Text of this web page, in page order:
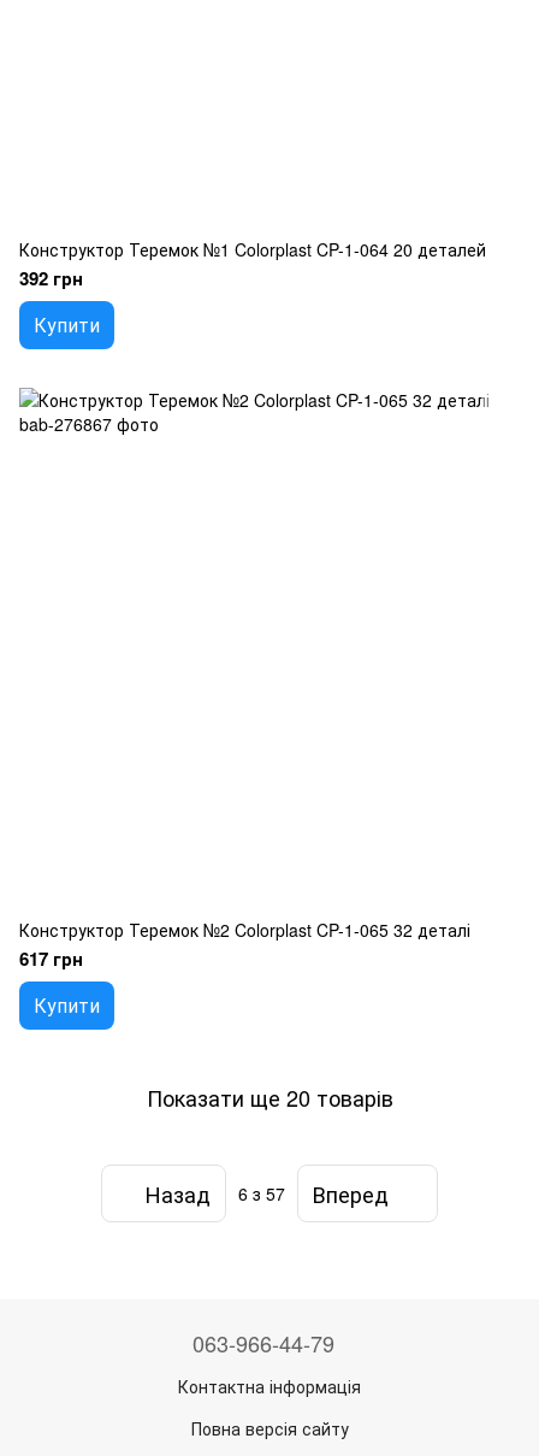
Конструктор Теремок №1 Colorplast CP-1-064 20 деталей
392 грн
Купити
Конструктор Теремок №2 Colorplast CP-1-065 32 деталі
617 грн
Купити
Показати ще 20 товарів
Назад 6 з 57 Вперед
063-966-44-79
Контактна інформація
Повна версія сайту